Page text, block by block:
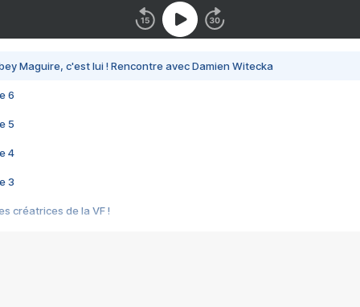
Maguire, c'est lui ! Rencontre avec Damien Witecka
6
5
4
3
créatrices de la VF !